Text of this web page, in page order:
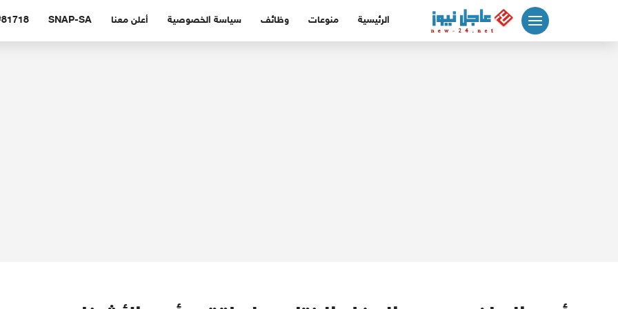
الرئيسية منوعات وظائف سياسة الخصوصية أعلن معنا SNAP-SA #81718 (بدون